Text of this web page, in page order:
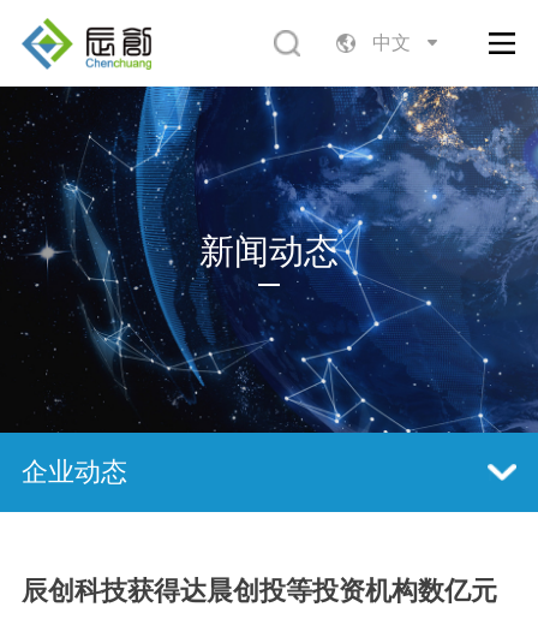
中文
新闻动态
企业动态
辰创科技获得达晨创投等投资机构数亿元